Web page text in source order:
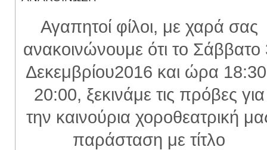
Αγαπητοί φίλοι, με χαρά σας
ανακοινώνουμε ότι το Σάββατο
Δεκεμβρίου2016 και ώρα
20:00, ξεκινάμε τις πρόβες για
την καινούρια χοροθεατρική
παράσταση με τίτλο